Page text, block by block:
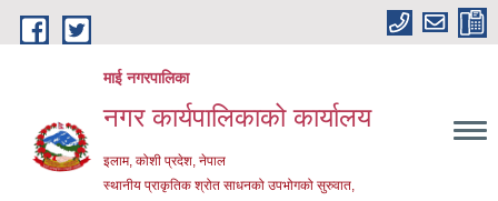
Skip to main content
माई नगरपालिका
नगर कार्यपालिकाको कार्यालय
इलाम, कोशी प्रदेश, नेपाल
स्थानीय प्राकृतिक श्रोत साधनको उपभोगको सुरुवात,